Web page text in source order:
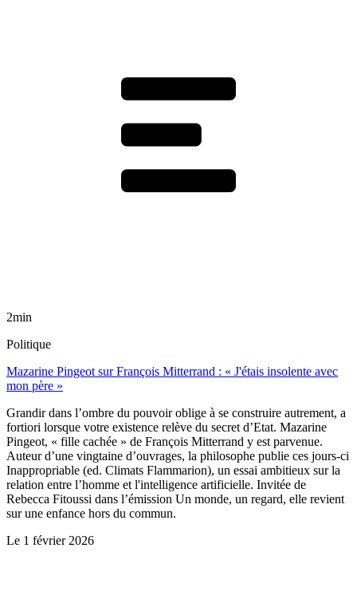
2min
Politique
Mazarine Pingeot sur François Mitterrand : « J'étais insolente avec
mon père »
Grandir dans l’ombre du pouvoir oblige à se construire autrement, a
fortiori lorsque votre existence relève du secret d’Etat. Mazarine
Pingeot, « fille cachée » de François Mitterrand y est parvenue.
Auteur d’une vingtaine d’ouvrages, la philosophe publie ces jours-ci
Inappropriable (ed. Climats Flammarion), un essai ambitieux sur la
relation entre l’homme et l'intelligence artificielle. Invitée de
Rebecca Fitoussi dans l’émission Un monde, un regard, elle revient
sur une enfance hors du commun.
Le 1 février 2026